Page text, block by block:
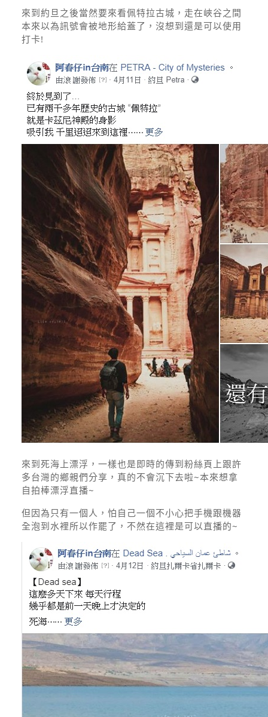
來到約旦之後當然要來看佩特拉古城，走在峽谷之間
本來以為訊號會被地形給蓋了，沒想到還是可以使用
打卡!
來到死海上漂浮，一樣也是即時的傳到粉絲頁上跟許
多台灣的鄉親們分享，真的不會沉下去啦~本來想拿
自拍棒漂浮直播~
但因為只有一個人，怕自己一個不小心把手機跟機器
全泡到水裡所以作罷了，不然在這裡是可以直播的~